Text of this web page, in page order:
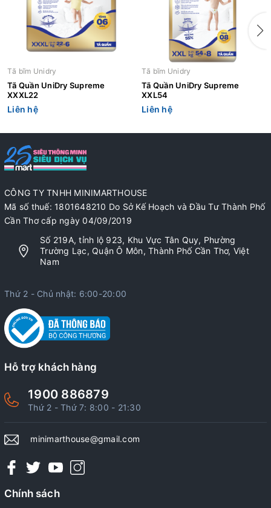
Tã bĩm Unidry
Tã Quần UniDry Supreme
XXXL22
Liên hệ
Tã bĩm Unidry
Tã Quần UniDry Supreme
XXL54
Liên hệ
CÔNG TY TNHH MINIMARTHOUSE
Mã số thuế: 1801648210 Do Sở Kế Hoạch và Đầu Tư Thành Phố
Cần Thơ cấp ngày 04/09/2019
Số 219A, tỉnh lộ 923, Khu Vực Tân Quy, Phường
Trường Lạc, Quận Ô Môn, Thành Phố Cần Thơ, Việt
Nam
Thứ 2 - Chủ nhật: 6:00-20:00
Hỗ trợ khách hàng
1900 886879
Thứ 2 - Thứ 7: 8:00 - 21:30
minimarthouse@gmail.com
Chính sách